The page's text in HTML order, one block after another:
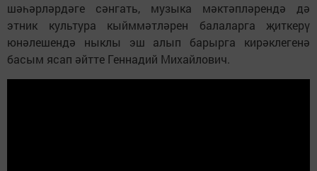
шәһәрләрдәге сәнгать, музыка мәктәпләрендә дә
этник культура кыйммәтләрен балаларга җиткерү
юнәлешендә ныклы эш алып барырга кирәклегенә
басым ясап әйтте Геннадий Михайлович.